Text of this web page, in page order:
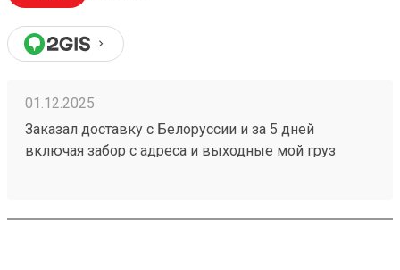
01.12.2025
Заказал доставку с Белоруссии и за 5 дней
включая забор с адреса и выходные мой груз